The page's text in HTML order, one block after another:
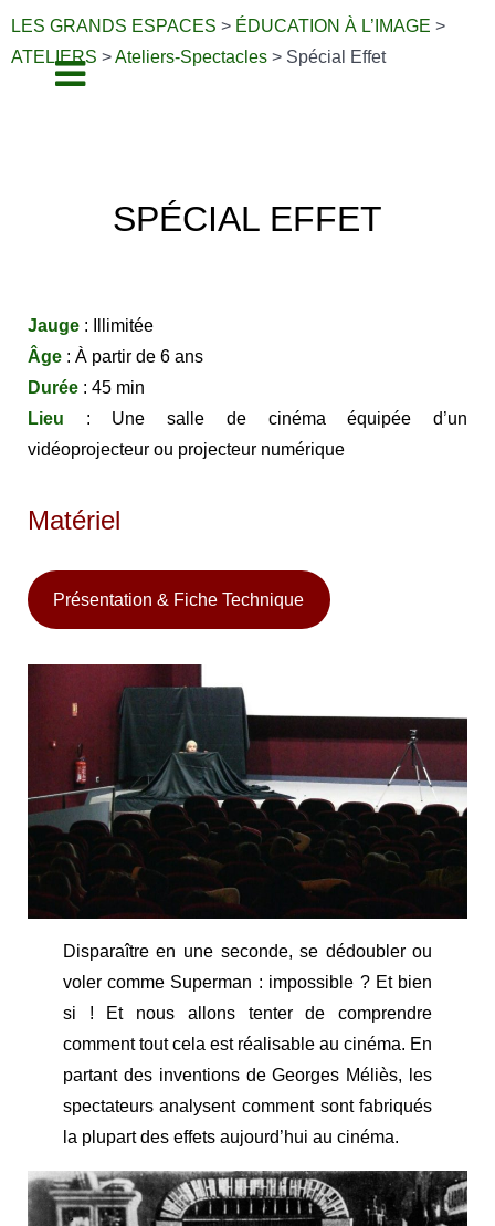
LES GRANDS ESPACES > ÉDUCATION À L’IMAGE >
ATELIERS >Ateliers-Spectacles > Spécial Effet
SPÉCIAL EFFET
Jauge : Illimitée
Âge : À partir de 6 ans
Durée : 45 min
Lieu : Une salle de cinéma équipée d’un
vidéoprojecteur ou projecteur numérique
Matériel
Présentation & Fiche Technique
Disparaître en une seconde, se dédoubler ou
voler comme Superman : impossible ? Et bien
si ! Et nous allons tenter de comprendre
comment tout cela est réalisable au cinéma. En
partant des inventions de Georges Méliès, les
spectateurs analysent comment sont fabriqués
la plupart des effets aujourd’hui au cinéma.